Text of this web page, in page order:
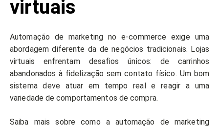
virtuais
Automação de marketing no e-commerce exige uma
abordagem diferente da de negócios tradicionais. Lojas
virtuais enfrentam desafios únicos: de carrinhos
abandonados à fidelização sem contato físico. Um bom
sistema deve atuar em tempo real e reagir a uma
variedade de comportamentos de compra.
Saiba mais sobre como a automação de marketing